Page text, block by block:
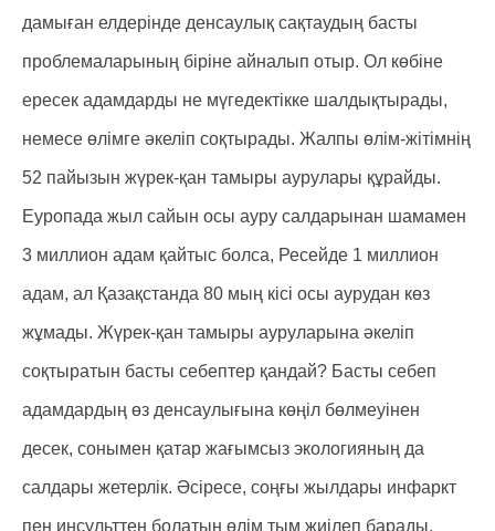
дамыған елдерінде денсаулық сақтаудың басты
проблемаларының біріне айналып отыр. Ол көбіне
ересек адамдарды не мүгедектікке шалдықтырады,
немесе өлімге әкеліп соқтырады. Жалпы өлім-жітімнің
52 пайызын жүрек-қан тамыры аурулары құрайды.
Еуропада жыл сайын осы ауру салдарынан шамамен
3 миллион адам қайтыс болса, Ресейде 1 миллион
адам, ал Қазақстанда 80 мың кісі осы аурудан көз
жұмады. Жүрек-қан тамыры ауруларына әкеліп
соқтыратын басты себептер қандай? Басты себеп
адамдардың өз денсаулығына көңіл бөлмеуінен
десек, сонымен қатар жағымсыз экологияның да
салдары жетерлік. Әсіресе, соңғы жылдары инфаркт
пен инсульттен болатын өлім тым жиілеп барады.